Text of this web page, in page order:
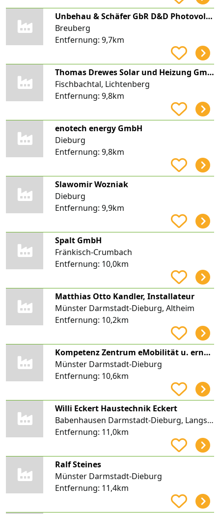
Unbehau & Schäfer GbR D&D Photovoltaik / Energiespeicher / Energieeffizienz
Breuberg
Entfernung: 9,7km
Thomas Drewes Solar und Heizung GmbH
Fischbachtal, Lichtenberg
Entfernung: 9,8km
enotech energy GmbH
Dieburg
Entfernung: 9,8km
Slawomir Wozniak
Dieburg
Entfernung: 9,9km
Spalt GmbH
Fränkisch-Crumbach
Entfernung: 10,0km
Matthias Otto Kandler, Installateur
Münster Darmstadt-Dieburg, Altheim
Entfernung: 10,2km
Kompetenz Zentrum eMobilität u. erneuerbare Energien
Münster Darmstadt-Dieburg
Entfernung: 10,6km
Willi Eckert Haustechnik Eckert
Babenhausen Darmstadt-Dieburg, Langstadt
Entfernung: 11,0km
Ralf Steines
Münster Darmstadt-Dieburg
Entfernung: 11,4km